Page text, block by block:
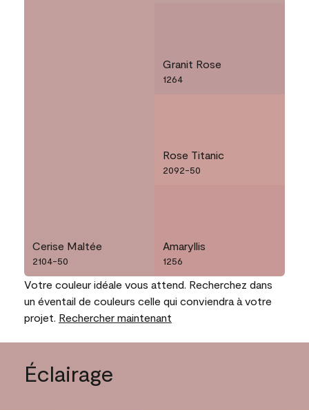
Cerise Maltée
2104-50
Granit Rose
1264
Rose Titanic
2092-50
Amaryllis
1256
Votre couleur idéale vous attend. Recherchez dans
un éventail de couleurs celle qui conviendra à votre
projet. Rechercher maintenant
Éclairage